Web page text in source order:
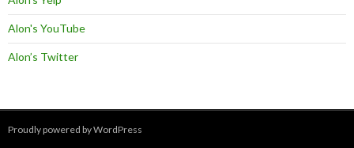
Alon's YouTube
Alon’s Twitter
Proudly powered by WordPress